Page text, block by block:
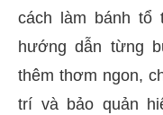
cách làm bánh tổ
hướng dẫn từng
thêm thơm ngon,
trí và bảo quản